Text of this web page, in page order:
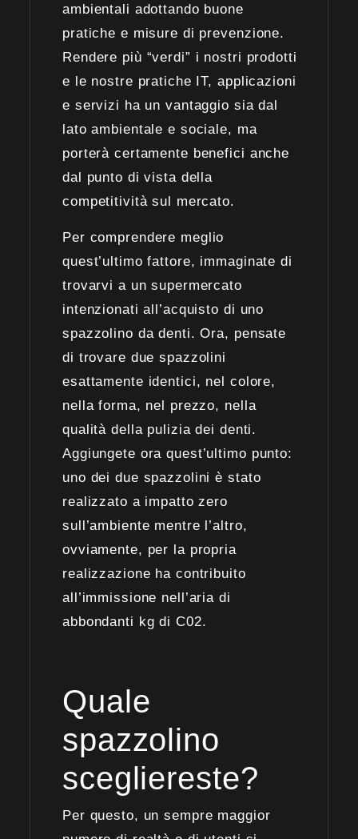
ambientali adottando buone
pratiche e misure di prevenzione.
Rendere più “verdi” i nostri prodotti
e le nostre pratiche IT, applicazioni
e servizi ha un vantaggio sia dal
lato ambientale e sociale, ma
porterà certamente benefici anche
dal punto di vista della
competitività sul mercato.
Per comprendere meglio
quest’ultimo fattore, immaginate di
trovarvi a un supermercato
intenzionati all’acquisto di uno
spazzolino da denti. Ora, pensate
di trovare due spazzolini
esattamente identici, nel colore,
nella forma, nel prezzo, nella
qualità della pulizia dei denti.
Aggiungete ora quest’ultimo punto:
uno dei due spazzolini è stato
realizzato a impatto zero
sull’ambiente mentre l’altro,
ovviamente, per la propria
realizzazione ha contribuito
all’immissione nell’aria di
abbondanti kg di C02.
Quale
spazzolino
scegliereste?
Per questo, un sempre maggior